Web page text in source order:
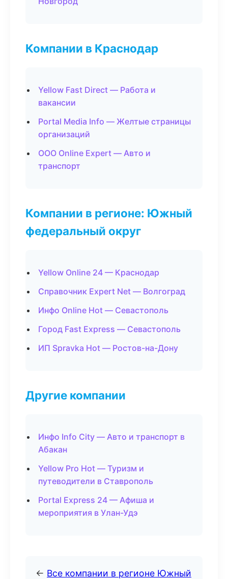
Компании в Краснодар
Yellow Fast Direct — Работа и
вакансии
Portal Media Info — Желтые страницы
организаций
ООО Online Expert — Авто и
транспорт
Компании в регионе: Южный
федеральный округ
Yellow Online 24 — Краснодар
Справочник Expert Net — Волгоград
Инфо Online Hot — Севастополь
Город Fast Express — Севастополь
ИП Spravka Hot — Ростов-на-Дону
Другие компании
Инфо Info City — Авто и транспорт в
Абакан
Yellow Pro Hot — Туризм и
путеводители в Ставрополь
Portal Express 24 — Афиша и
мероприятия в Улан-Удэ
← Все компании в регионе Южный